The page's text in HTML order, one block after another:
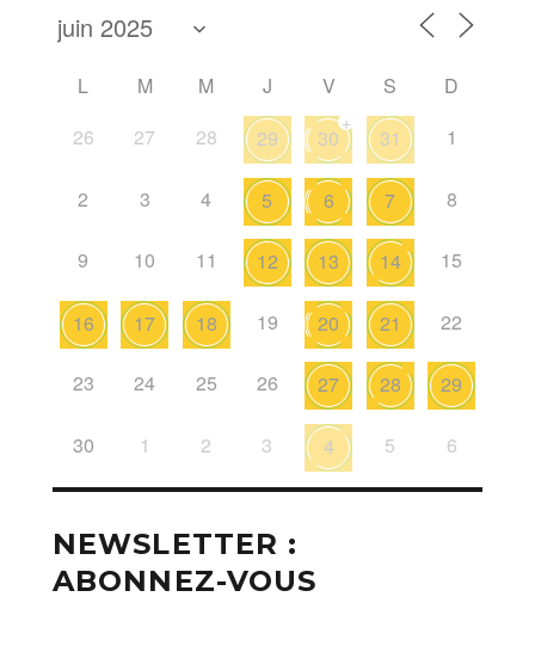
L M M J V S
D
26
27 28 29 30
+
31 1
2 3 4 5 6 7 8
9 10 11 12 13 14 15
16 17 18 19 20 21 22
23 24 25 26 27 28 29
30 1 2 3 4 5 6
NEWSLETTER :
ABONNEZ-VOUS